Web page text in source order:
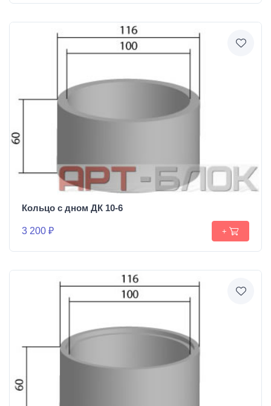
Кольцо с дном ДК 10-6
3 200 ₽ +